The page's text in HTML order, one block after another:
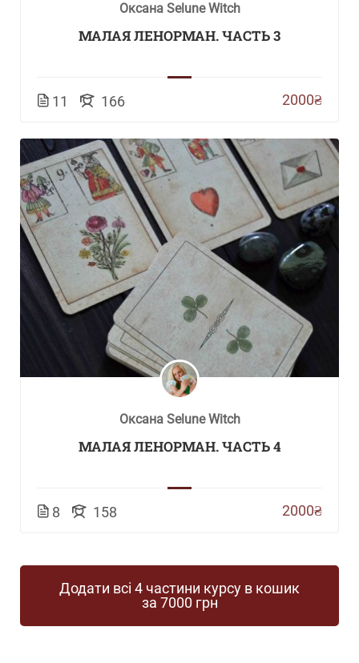
Оксана Selune Witch
МАЛАЯ ЛЕНОРМАН. ЧАСТЬ 3
11 166 2000₴
Оксана Selune Witch
МАЛАЯ ЛЕНОРМАН. ЧАСТЬ 4
8 158 2000₴
Додати всі 4 частини курсу в кошик
за 7000 грн